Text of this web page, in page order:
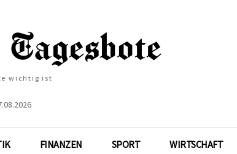
wichtig ist
FINANZEN SPORT WIRTSCHAFT